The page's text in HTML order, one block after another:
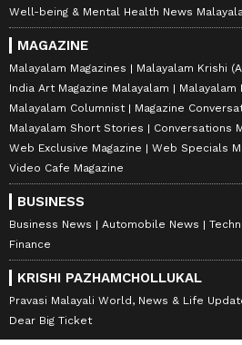
Well-being & Mental Health News
MAGAZINE
Malayalam Magazines
Malayalam Krishi
India Art Magazine Malayalam
Malayalam
Malayalam Columnist
Magazine
Malayalam Short Stories
Conversations
Web Exclusive Magazine
Web Specials
Video Cafe Magazine
BUSINESS
Business News Automobile News
Finance
KRISHI PAZHAMCHOLLUKAL
Pravasi Malayali World, News & Life
Dear Big Ticket